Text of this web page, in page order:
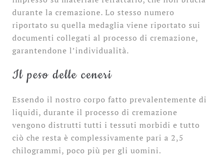
durante la cremazione. Lo stesso numero
riportato su quella medaglia viene riportato sui
documenti collegati al processo di cremazione,
garantendone l’individualità.
Il peso delle ceneri
Essendo il nostro corpo fatto prevalentemente di
liquidi, durante il processo di cremazione
vengono distrutti tutti i tessuti morbidi e tutto
ciò che resta è complessivamente pari a 2,5
chilogrammi, poco più per gli uomini.